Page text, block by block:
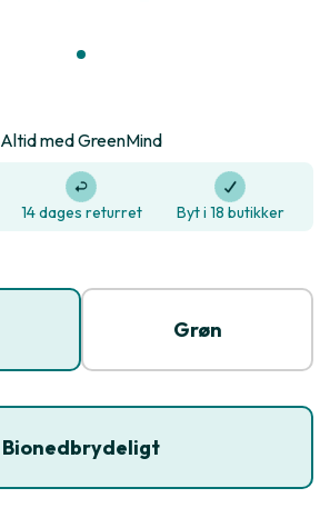
Altid med GreenMind
14 dages returret Byt i 18 butikker
Grøn
Bionedbrydeligt